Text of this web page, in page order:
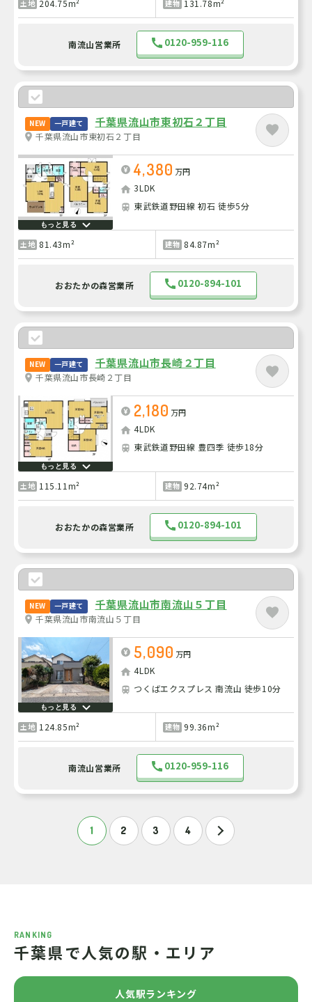
土地 204.75m² 建物 131.78m²
南流山営業所 0120-959-116
NEW 一戸建て 千葉県流山市東初石２丁目
千葉県流山市東初石２丁目
もっと見る
4,380 万円
3LDK
東武鉄道野田線 初石 徒歩5分
土地 81.43m² 建物 84.87m²
おおたかの森営業所 0120-894-101
NEW 一戸建て 千葉県流山市長崎２丁目
千葉県流山市長崎２丁目
もっと見る
2,180 万円
4LDK
東武鉄道野田線 豊四季 徒歩18分
土地 115.11m² 建物 92.74m²
おおたかの森営業所 0120-894-101
NEW 一戸建て 千葉県流山市南流山５丁目
千葉県流山市南流山５丁目
もっと見る
5,090 万円
4LDK
つくばエクスプレス 南流山 徒歩10分
土地 124.85m² 建物 99.36m²
南流山営業所 0120-959-116
1 2 3 4
RANKING
千葉県で人気の駅・エリア
人気駅ランキング